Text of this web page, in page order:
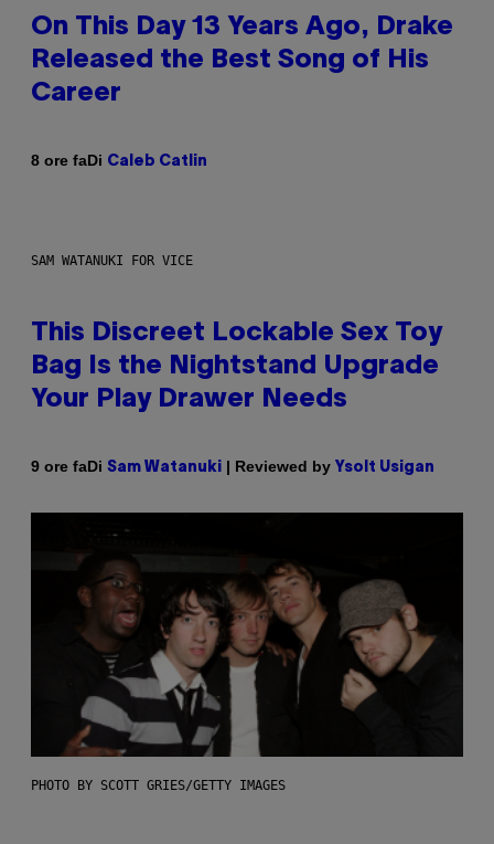
On This Day 13 Years Ago, Drake
Released the Best Song of His
Career
8 ore faDi Caleb Catlin
SAM WATANUKI FOR VICE
This Discreet Lockable Sex Toy
Bag Is the Nightstand Upgrade
Your Play Drawer Needs
9 ore faDi Sam Watanuki | Reviewed by Ysolt Usigan
PHOTO BY SCOTT GRIES/GETTY IMAGES